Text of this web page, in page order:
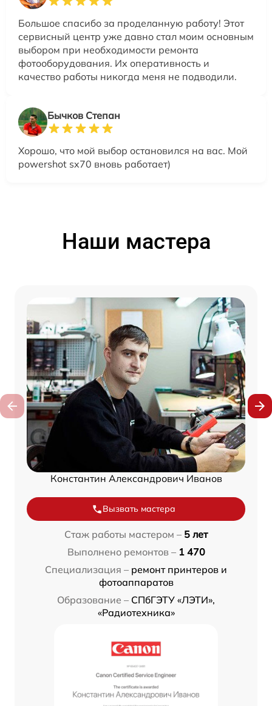
Большое спасибо за проделанную работу! Этот
сервисный центр уже давно стал моим основным
выбором при необходимости ремонта
фотооборудования. Их оперативность и
качество работы никогда меня не подводили.
Бычков Степан
Хорошо, что мой выбор остановился на вас. Мой
powershot sx70 вновь работает)
Наши мастера
Константин Александрович Иванов
Вызвать мастера
Стаж работы мастером – 5 лет
Выполнено ремонтов – 1 470
Специализация – ремонт принтеров и
фотоаппаратов
Образование – СПбГЭТУ «ЛЭТИ»,
«Радиотехника»